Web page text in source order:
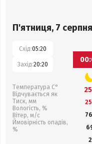
П'ятниця, 7 серпня
Схід:05:20
Захід:20:20
Температура С°
Відчувається як
Тиск, мм
Вологість, %
Вітер, м/с
Ймовірність опадів,
%
2